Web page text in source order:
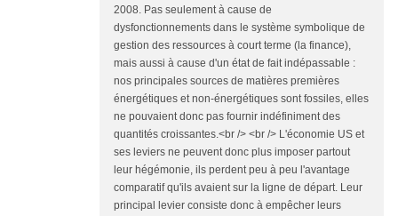
2008. Pas seulement à cause de
dysfonctionnements dans le système symbolique de
gestion des ressources à court terme (la finance),
mais aussi à cause d'un état de fait indépassable :
nos principales sources de matières premières
énergétiques et non-énergétiques sont fossiles, elles
ne pouvaient donc pas fournir indéfiniment des
quantités croissantes.<br /> <br /> L'économie US et
ses leviers ne peuvent donc plus imposer partout
leur hégémonie, ils perdent peu à peu l'avantage
comparatif qu'ils avaient sur la ligne de départ. Leur
principal levier consiste donc à empêcher leurs